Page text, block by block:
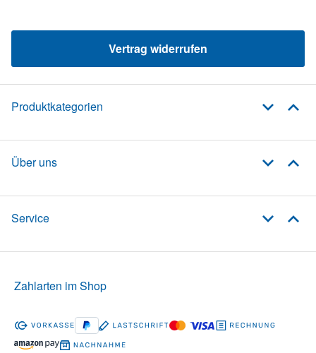
Vertrag widerrufen
Produktkategorien
Über uns
Service
Zahlarten im Shop